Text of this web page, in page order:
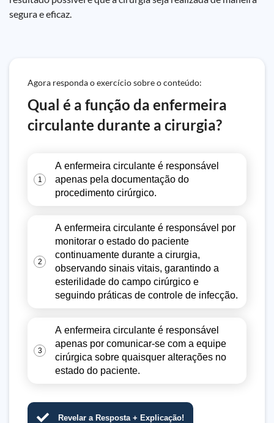
segura e eficaz.
Agora responda o exercício sobre o conteúdo:
Qual é a função da enfermeira
circulante durante a cirurgia?
1
A enfermeira circulante é responsável
apenas pela documentação do
procedimento cirúrgico.
2
A enfermeira circulante é responsável por
monitorar o estado do paciente
continuamente durante a cirurgia,
observando sinais vitais, garantindo a
esterilidade do campo cirúrgico e
seguindo práticas de controle de infecção.
3
A enfermeira circulante é responsável
apenas por comunicar-se com a equipe
cirúrgica sobre quaisquer alterações no
estado do paciente.
Revelar a Resposta + Explicação!